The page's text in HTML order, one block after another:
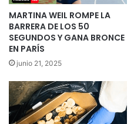
MARTINA WEIL ROMPE LA
BARRERA DE LOS 50
SEGUNDOS Y GANA BRONCE
EN PARÍS
junio 21, 2025